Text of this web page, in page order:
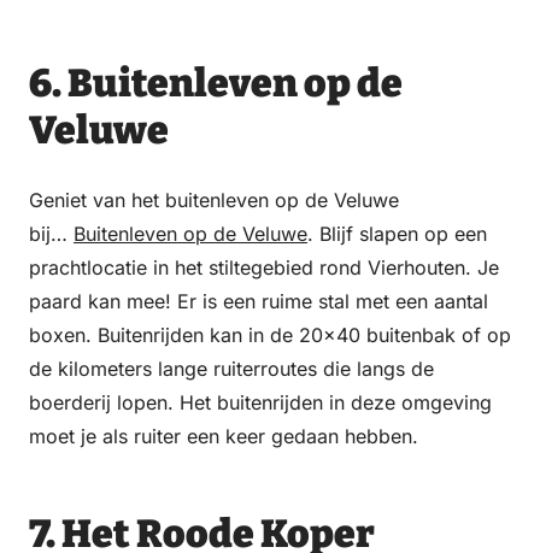
6. Buitenleven op de
Veluwe
Geniet van het buitenleven op de Veluwe
bij… Buitenleven op de Veluwe. Blijf slapen op een
prachtlocatie in het stiltegebied rond Vierhouten. Je
paard kan mee! Er is een ruime stal met een aantal
boxen. Buitenrijden kan in de 20×40 buitenbak of op
de kilometers lange ruiterroutes die langs de
boerderij lopen. Het buitenrijden in deze omgeving
moet je als ruiter een keer gedaan hebben.
7. Het Roode Koper